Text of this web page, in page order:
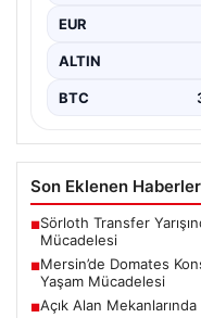
EUR
ALTIN
BTC
Son Eklenen Haberler
■Sörloth Transfer
Mücadelesi
■Mersin’de Domates
Yaşam Mücadelesi
■Açık Alan